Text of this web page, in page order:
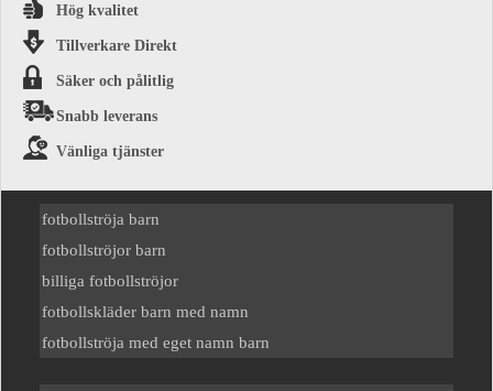
Hög kvalitet
Tillverkare Direkt
Säker och pålitlig
Snabb leverans
Vänliga tjänster
fotbollströja barn
fotbollströjor barn
billiga fotbollströjor
fotbollskläder barn med namn
fotbollströja med eget namn barn